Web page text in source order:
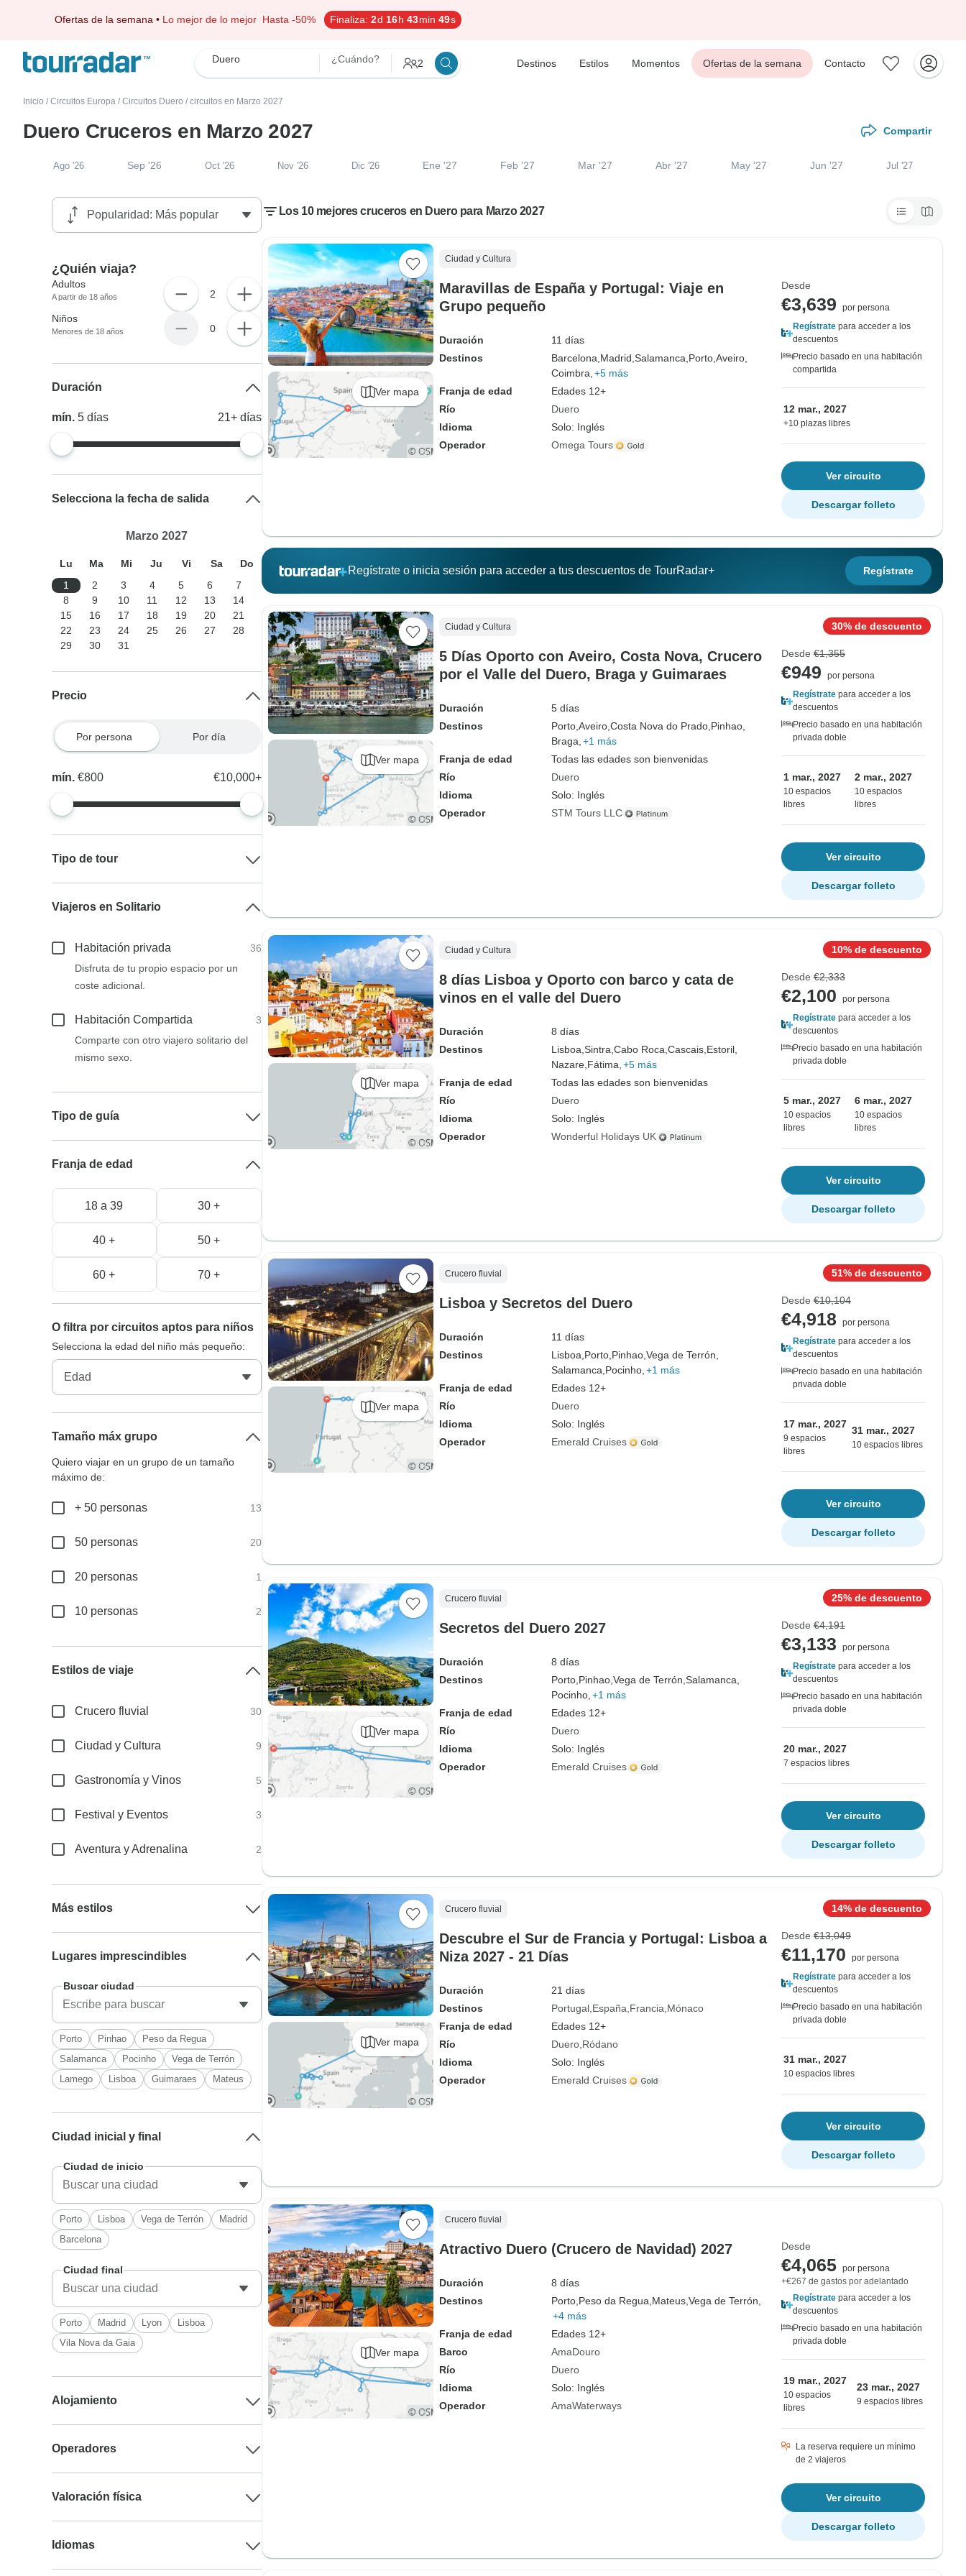
Ofertas de la semana • Lo mejor de lo mejor Hasta -50% Finaliza: 2d 16h 43min 48s
Duero ¿Cuándo? 2 Destinos Estilos Momentos Ofertas de la semana Contacto
Inicio / Circuitos Europa / Circuitos Duero / circuitos en Marzo 2027
Duero Cruceros en Marzo 2027 Compartir
Ago '26 Sep '26 Oct '26 Nov '26 Dic '26 Ene '27 Feb '27 Mar '27 Abr '27 May '27 Jun '27 Jul '27
Los 10 mejores cruceros en Duero para Marzo 2027
Ver mapa
Ciudad y Cultura
Maravillas de España y Portugal: Viaje en
Grupo pequeño
Duración
11 días
Destinos
Barcelona, Madrid, Salamanca, Porto, Aveiro,
Coimbra, +5 más
Franja de edad
Edades 12+
Río
Duero
Idioma
Solo: Inglés
Operador
Omega Tours
Desde
€3,639
por persona
Regístrate para acceder a los
descuentos
Precio basado en una habitación
compartida
12 mar., 2027
+10 plazas libres
Ver circuito
Descargar folleto
Regístrate o inicia sesión para acceder a tus descuentos de TourRadar+ Regístrate
Ver mapa
Ciudad y Cultura
5 Días Oporto con Aveiro, Costa Nova, Crucero
por el Valle del Duero, Braga y Guimaraes
Duración
5 días
Destinos
Porto, Aveiro, Costa Nova do Prado, Pinhao,
Braga, +1 más
Franja de edad
Todas las edades son bienvenidas
Río
Duero
Idioma
Solo: Inglés
Operador
STM Tours LLC
30% de descuento
Desde €1,355
€949
por persona
Regístrate para acceder a los
descuentos
Precio basado en una habitación
privada doble
1 mar., 2027
10 espacios
libres
2 mar., 2027
10 espacios
libres
Ver circuito
Descargar folleto
Ver mapa
Ciudad y Cultura
8 días Lisboa y Oporto con barco y cata de
vinos en el valle del Duero
Duración
8 días
Destinos
Lisboa, Sintra, Cabo Roca, Cascais, Estoril,
Nazare, Fátima, +5 más
Franja de edad
Todas las edades son bienvenidas
Río
Duero
Idioma
Solo: Inglés
Operador
Wonderful Holidays UK
10% de descuento
Desde €2,333
€2,100
por persona
Regístrate para acceder a los
descuentos
Precio basado en una habitación
privada doble
5 mar., 2027
10 espacios
libres
6 mar., 2027
10 espacios
libres
Ver circuito
Descargar folleto
Ver mapa
Crucero fluvial
Lisboa y Secretos del Duero
Duración
11 días
Destinos
Lisboa, Porto, Pinhao, Vega de Terrón,
Salamanca, Pocinho, +1 más
Franja de edad
Edades 12+
Río
Duero
Idioma
Solo: Inglés
Operador
Emerald Cruises
51% de descuento
Desde €10,104
€4,918
por persona
Regístrate para acceder a los
descuentos
Precio basado en una habitación
privada doble
17 mar., 2027
9 espacios
libres
31 mar., 2027
10 espacios libres
Ver circuito
Descargar folleto
Ver mapa
Crucero fluvial
Secretos del Duero 2027
Duración
8 días
Destinos
Porto, Pinhao, Vega de Terrón, Salamanca,
Pocinho, +1 más
Franja de edad
Edades 12+
Río
Duero
Idioma
Solo: Inglés
Operador
Emerald Cruises
25% de descuento
Desde €4,191
€3,133
por persona
Regístrate para acceder a los
descuentos
Precio basado en una habitación
privada doble
20 mar., 2027
7 espacios libres
Ver circuito
Descargar folleto
Ver mapa
Crucero fluvial
Descubre el Sur de Francia y Portugal: Lisboa a
Niza 2027 - 21 Días
Duración
21 días
Destinos
Portugal España Francia Mónaco
Franja de edad
Edades 12+
Río
Duero Ródano
Idioma
Solo: Inglés
Operador
Emerald Cruises
14% de descuento
Desde €13,049
€11,170
por persona
Regístrate para acceder a los
descuentos
Precio basado en una habitación
privada doble
31 mar., 2027
10 espacios libres
Ver circuito
Descargar folleto
Ver mapa
Crucero fluvial
Atractivo Duero (Crucero de Navidad) 2027
Duración
8 días
Destinos
Porto, Peso da Regua, Mateus, Vega de Terrón,
+4 más
Franja de edad
Edades 12+
Barco
AmaDouro
Río
Duero
Idioma
Solo: Inglés
Operador
AmaWaterways
Desde
€4,065 por persona
+€267 de gastos por adelantado
Regístrate para acceder a los
descuentos
Precio basado en una habitación
privada doble
19 mar., 2027
10 espacios
libres
23 mar., 2027
9 espacios libres
La reserva requiere un mínimo
de 2 viajeros
Ver circuito
Descargar folleto
¿Quién viaja?
Adultos
A partir de 18 años 2
Niños
Menores de 18 años 0
Duración
mín.5días 21+ días
Selecciona la fecha de salida
Marzo 2027
Lu Ma Mi Ju Vi Sa
Do
1
2 3 4 5 6
7
8
9 10 11 12 13
14
15
16 17 18 19 20
21
22
23 24 25 26 27
28
29
30 31
Precio
Por persona Por día
mín.€800 €10,000+
Tipo de tour
Viajeros en Solitario
Habitación privada
36
Disfruta de tu propio espacio por un
coste adicional.
Habitación Compartida
3
Comparte con otro viajero solitario del
mismo sexo.
Tipo de guía
Franja de edad
18 a 39 30 +
40 + 50 +
60 + 70 +
O filtra por circuitos aptos para niños
Selecciona la edad del niño más pequeño:
Tamaño máx grupo
Quiero viajar en un grupo de un tamaño
máximo de:
+ 50 personas 13
50 personas 20
20 personas 1
10 personas 2
Estilos de viaje
Crucero fluvial 30
Ciudad y Cultura 9
Gastronomía y Vinos 5
Festival y Eventos 3
Aventura y Adrenalina 2
Más estilos
Lugares imprescindibles
Buscar ciudad
Porto Pinhao
Peso da Regua
Salamanca
Pocinho
Vega de Terrón
Lamego
Lisboa Guimaraes Mateus
Ciudad inicial y final
Ciudad de inicio
Porto Lisboa Vega de Terrón
Madrid
Barcelona
Ciudad final
Porto Madrid Lyon
Lisboa
Vila Nova da Gaia
Alojamiento
Operadores
Valoración física
Idiomas